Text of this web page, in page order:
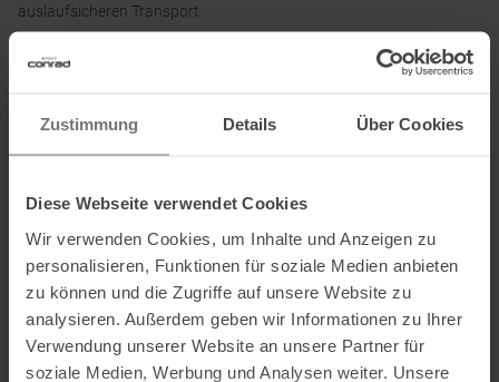
Zustimmung Details Über Cookies
Diese Webseite verwendet Cookies
Wir verwenden Cookies, um Inhalte und Anzeigen zu
personalisieren, Funktionen für soziale Medien anbieten
zu können und die Zugriffe auf unsere Website zu
analysieren. Außerdem geben wir Informationen zu Ihrer
Verwendung unserer Website an unsere Partner für
soziale Medien, Werbung und Analysen weiter. Unsere
auslaufsicheren Transport
• Halteranpassung – sie passt in nahezu alle gängigen
Anstrengung
• Selbstdichtende Verschlusskappe mit hohem Durchfluss –
maximiert die Durchflussrate bei gleichzeitiger Vermeidung von
Spritzern und Verschüttungen
• Leicht zu reinigende Schnittstelle – alle Teile können für eine
gründliche Reinigung getrennt werden